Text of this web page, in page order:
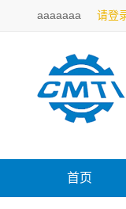
aaaaaaa 请登
首页